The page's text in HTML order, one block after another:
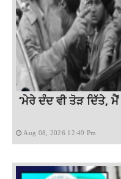
‘ਮੇਰੇ ਦੰਦ ਵੀ ਤੋੜ ਦਿੱਤੇ,
Aug 08, 2026 12:49 Pm